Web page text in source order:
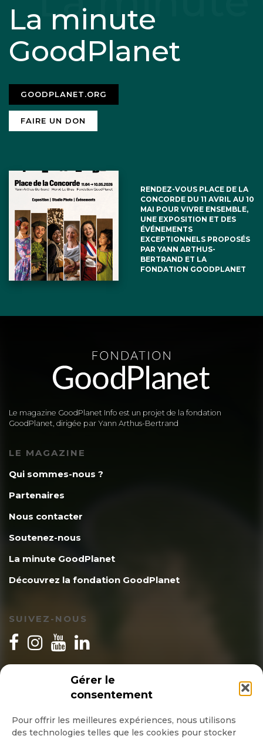
Gérer le
consentement
Pour offrir les meilleures expériences, nous utilisons
des technologies telles que les cookies pour stocker
La minute
GoodPlanet
GOODPLANET.ORG
FAIRE UN DON
RENDEZ-VOUS PLACE DE LA
CONCORDE DU 11 AVRIL AU 10
MAI POUR VIVRE ENSEMBLE,
UNE EXPOSITION ET DES
ÉVÉNEMENTS
EXCEPTIONNELS PROPOSÉS
PAR YANN ARTHUS-
BERTRAND ET LA
FONDATION GOODPLANET
Le magazine GoodPlanet Info est un projet de la fondation
GoodPlanet, dirigée par Yann Arthus-Bertrand
LE MAGAZINE
Qui sommes-nous ?
Partenaires
Nous contacter
Soutenez-nous
La minute GoodPlanet
Découvrez la fondation GoodPlanet
SUIVEZ-NOUS
INSCRIPTION NEWSLETTER